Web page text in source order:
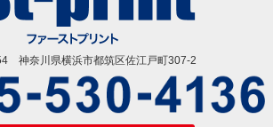
神奈川県横浜市都筑区佐江戸町307-2